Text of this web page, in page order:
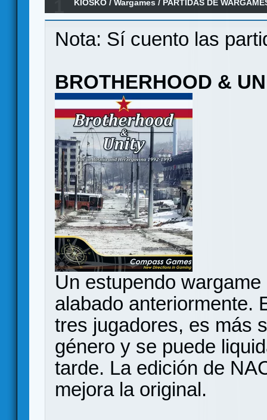
KIOSKO /Wargames / PARTIDAS DE
Nota: Sí cuento las
BROTHERHOOD &
Un estupendo
alabado anteriormente.
tres jugadores, es más
género y se puede
tarde. La edición de
mejora la original.